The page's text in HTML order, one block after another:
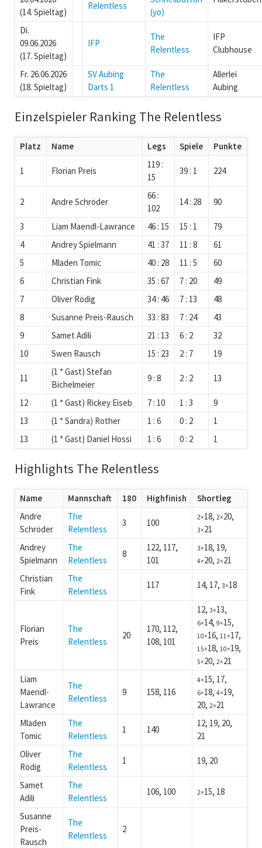
(14. Spieltag)
Relentless
(yo)
Di.
09.06.2026
(17. Spieltag)
IFP
The
Relentless
IFP
Clubhouse
Fr. 26.06.2026
(18. Spieltag)
SV Aubing
Darts 1
The
Relentless
Allerlei
Aubing
Einzelspieler Ranking The Relentless
Platz Name Legs Spiele Punkte
1 Florian Preis
119 :
15
39 : 1 224
2 Andre Schröder
66 :
102
14 : 28 90
3 Liam Maendl-Lawrance 46 : 15 15 : 1
79
4
Andrey Spielmann 41 : 37 11 : 8
61
5
Mladen Tomic 40 : 28 11 : 5
60
6
Christian Fink 35 : 67 7 : 20
49
7
Oliver Rödig 34 : 46 7 : 13
48
8
Susanne Preis-Rausch 33 : 83 7 : 24
43
9
Samet Adili 21 : 13 6 : 2
32
10
Swen Rausch 15 : 23 2 : 7 19
11
(1 * Gast) Stefan
Bichelmeier
9 : 8 2 : 2 13
12 (1 * Gast) Rickey Eiseb 7 : 10 1 : 3
9
13
(1 * Sandra) Rother 1 : 6 0 : 2
1
13
(1 * Gast) Daniel Hossi 1 : 6 0 : 2 1
Highlights The Relentless
Name Mannschaft 180 Highfinish
Shortleg
Andre
Schröder
The
Relentless
3 100 2×18,2×20,
3×21
Andrey
Spielmann
The
Relentless
8
122, 117,
101
3×18, 19,
4×20,2×21
Christian
Fink
The
Relentless
117 14, 17,3×18
Florian
Preis
The
Relentless
20
170, 112,
108, 101
12,3×13,
6×14,9×15,
10×16,11×17,
15×18,10×19,
5×20,2×21
Liam
Maendl-
Lawrance
The
Relentless
9 158, 116
4×15, 17,
6×18,4×19,
20,2×21
Mladen
Tomic
The
Relentless
1 140
12, 19, 20,
21
Oliver
Rödig
The
Relentless
1 19, 20
Samet
Adili
The
Relentless
106, 100 2×15, 18
Susanne
Preis-
Rausch
The
Relentless
2